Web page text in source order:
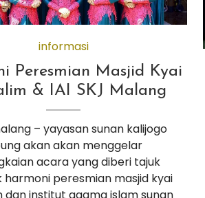
informasi
Peresmian Masjid Kyai
& IAI SKJ Malang
– yayasan sunan kalijogo
akan akan menggelar
acara yang diberi tajuk
harmoni peresmian masjid kyai